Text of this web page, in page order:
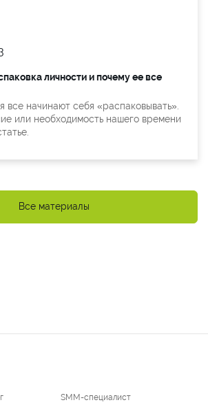
личности и почему ее все
все начинают себя «распаковывать».
или необходимость нашего времени
Все материалы
SMM-специалист